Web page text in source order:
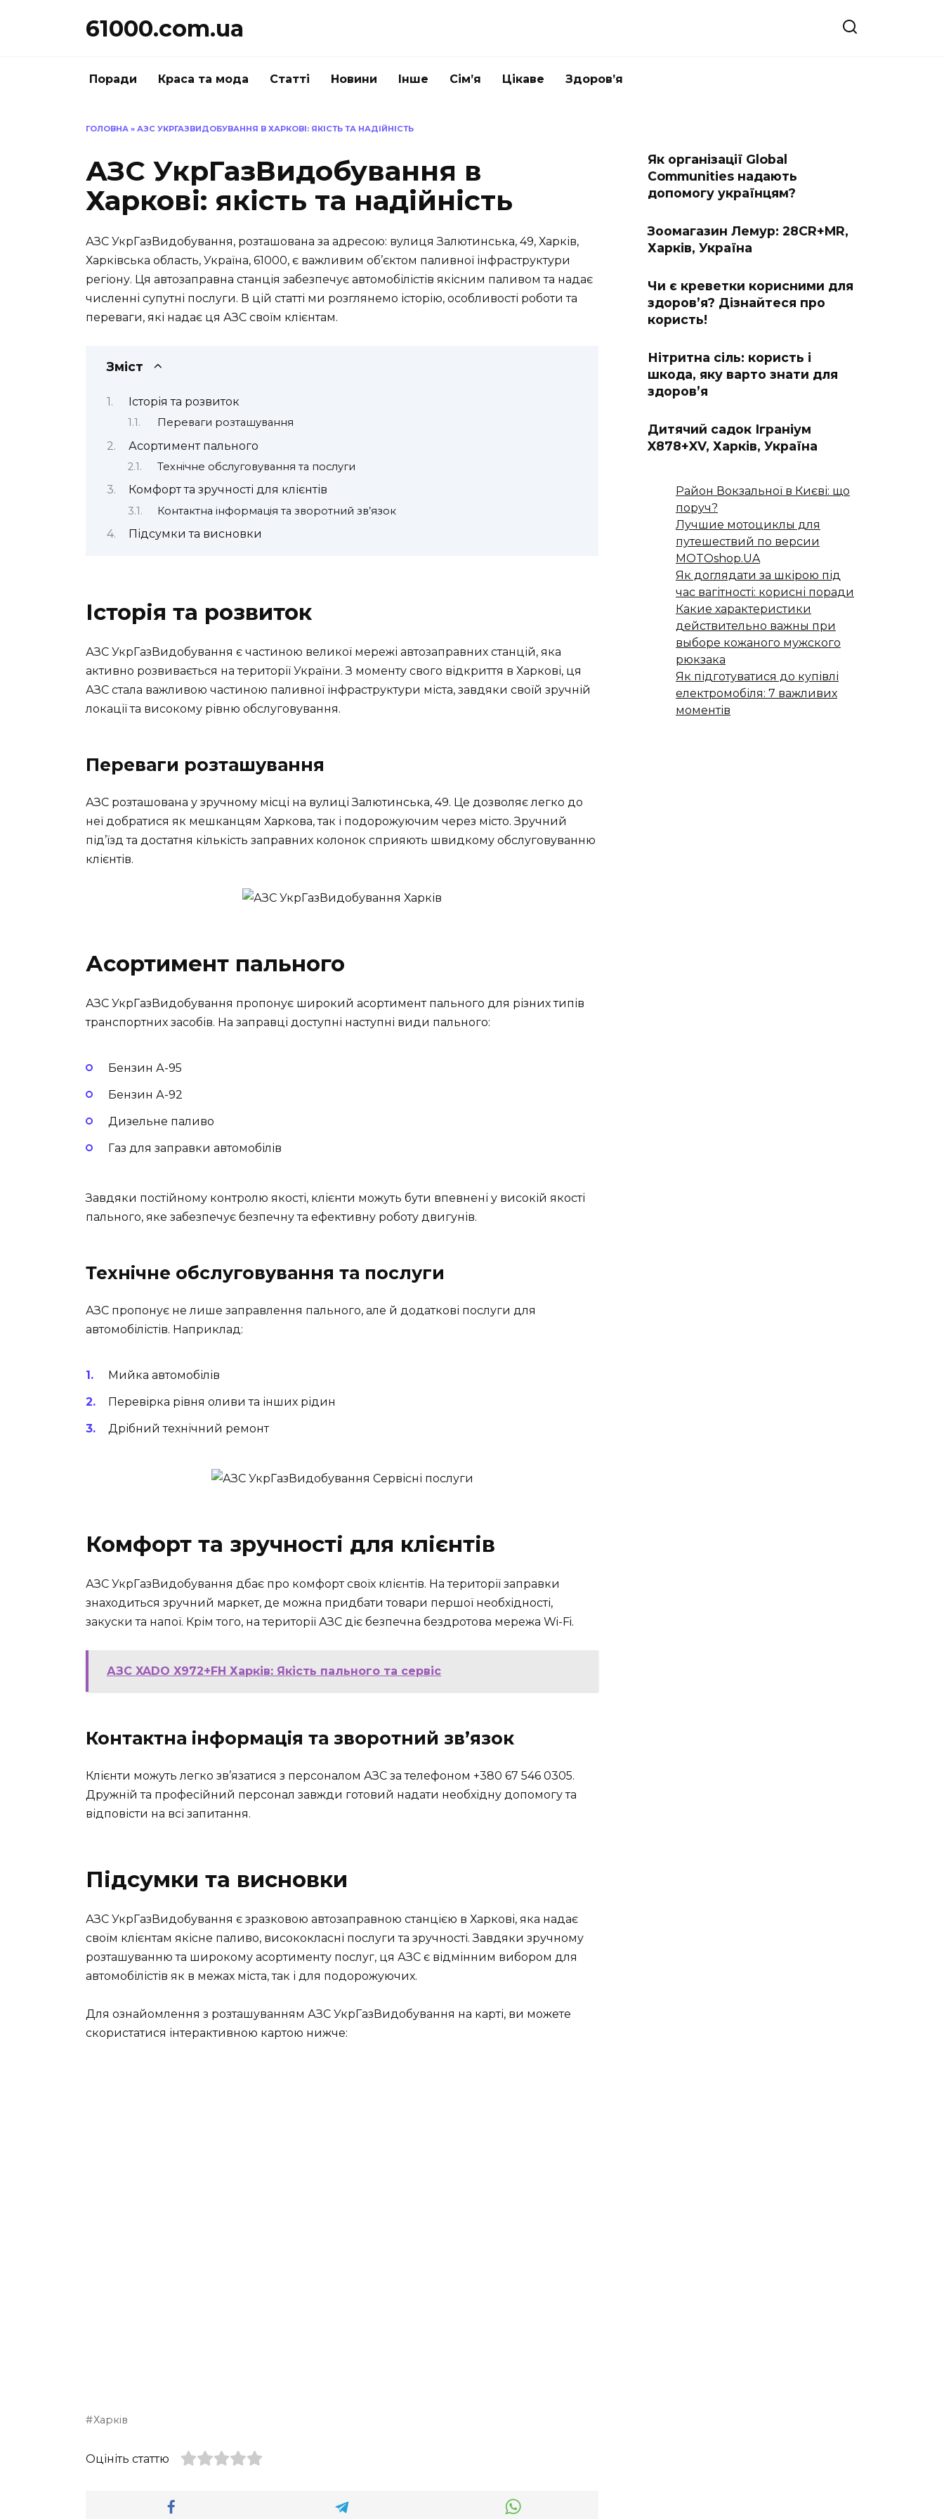
61000.com.ua
Поради Краса та мода Статті Новини Інше Сім’я Цікаве Здоров’я
ГОЛОВНА » АЗС УКРГАЗВИДОБУВАННЯ В ХАРКОВІ: ЯКІСТЬ ТА НАДІЙНІСТЬ
АЗС УкрГазВидобування в
Харкові: якість та надійність
АЗС УкрГазВидобування, розташована за адресою: вулиця Залютинська, 49, Харків,
Харківська область, Україна, 61000, є важливим об’єктом паливної інфраструктури
регіону. Ця автозаправна станція забезпечує автомобілістів якісним паливом та надає
численні супутні послуги. В цій статті ми розглянемо історію, особливості роботи та
переваги, які надає ця АЗС своїм клієнтам.
Зміст
Історія та розвиток
Переваги розташування
Асортимент пального
Технічне обслуговування та послуги
Комфорт та зручності для клієнтів
Контактна інформація та зворотний зв’язок
Підсумки та висновки
Історія та розвиток
АЗС УкрГазВидобування є частиною великої мережі автозаправних станцій, яка
активно розвивається на території України. З моменту свого відкриття в Харкові, ця
АЗС стала важливою частиною паливної інфраструктури міста, завдяки своїй зручній
локації та високому рівню обслуговування.
Переваги розташування
АЗС розташована у зручному місці на вулиці Залютинська, 49. Це дозволяє легко до
неї добратися як мешканцям Харкова, так і подорожуючим через місто. Зручний
під’їзд та достатня кількість заправних колонок сприяють швидкому обслуговуванню
клієнтів.
Асортимент пального
АЗС УкрГазВидобування пропонує широкий асортимент пального для різних типів
транспортних засобів. На заправці доступні наступні види пального:
Бензин А-95
Бензин А-92
Дизельне паливо
Газ для заправки автомобілів
Завдяки постійному контролю якості, клієнти можуть бути впевнені у високій якості
пального, яке забезпечує безпечну та ефективну роботу двигунів.
Технічне обслуговування та послуги
АЗС пропонує не лише заправлення пального, але й додаткові послуги для
автомобілістів. Наприклад:
Мийка автомобілів
Перевірка рівня оливи та інших рідин
Дрібний технічний ремонт
Комфорт та зручності для клієнтів
АЗС УкрГазВидобування дбає про комфорт своїх клієнтів. На території заправки
знаходиться зручний маркет, де можна придбати товари першої необхідності,
закуски та напої. Крім того, на території АЗС діє безпечна бездротова мережа Wi-Fi.
АЗС XADO X972+FH Харків: Якість пального та сервіс
Контактна інформація та зворотний зв’язок
Клієнти можуть легко зв’язатися з персоналом АЗС за телефоном +380 67 546 0305.
Дружній та професійний персонал завжди готовий надати необхідну допомогу та
відповісти на всі запитання.
Підсумки та висновки
АЗС УкрГазВидобування є зразковою автозаправною станцією в Харкові, яка надає
своїм клієнтам якісне паливо, висококласні послуги та зручності. Завдяки зручному
розташуванню та широкому асортименту послуг, ця АЗС є відмінним вибором для
автомобілістів як в межах міста, так і для подорожуючих.
Для ознайомлення з розташуванням АЗС УкрГазВидобування на карті, ви можете
скористатися інтерактивною картою нижче:
Харків
Оцініть статтю
Як організації Global
Communities надають
допомогу українцям?
Зоомагазин Лемур: 28CR+MR,
Харків, Україна
Чи є креветки корисними для
здоров’я? Дізнайтеся про
користь!
Нітритна сіль: користь і
шкода, яку варто знати для
здоров’я
Дитячий садок Іграніум
X878+XV, Харків, Україна
Район Вокзальної в Києві: що
поруч?
Лучшие мотоциклы для
путешествий по версии
MOTOshop.UA
Як доглядати за шкірою під
час вагітності: корисні поради
Какие характеристики
действительно важны при
выборе кожаного мужского
рюкзака
Як підготуватися до купівлі
електромобіля: 7 важливих
моментів